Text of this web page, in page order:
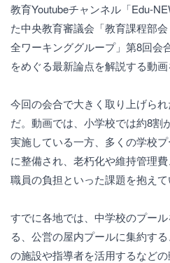
教育Youtubeチャンネル「Edu-
た中央教育審議会「教育課程部
全ワーキンググループ」第8回会
をめぐる最新論点を解説する動画
今回の会合で大きく取り上げら
だ。動画では、小学校では約8割
実施している一方、多くの学校
に整備され、老朽化や維持管理
職員の負担といった課題を抱えて
すでに各地では、中学校のプー
る、公営の屋内プールに集約す
の施設や指導者を活用するなど